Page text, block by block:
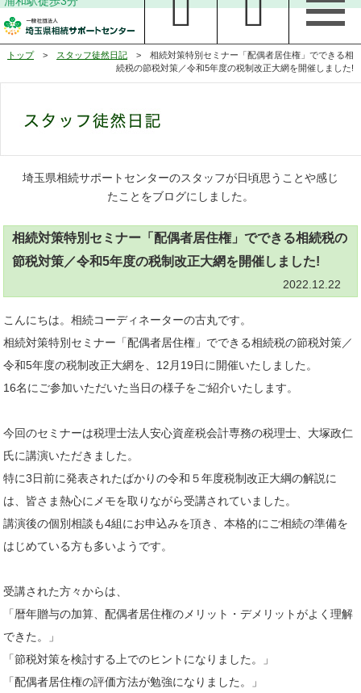
トップ> スタッフ徒然日記 > 相続対策特別セミナー「配偶者居住権」でできる相
続税の節税対策／令和5年度の税制改正大網を開催しました!
埼玉県相続サポートセンターのスタッフが日頃思うことや感じ
たことをブログにしました。
相続対策特別セミナー「配偶者居住権」でできる相続税の
節税対策／令和5年度の税制改正大網を開催しました!
2022.12.22
こんにちは。相続コーディネーターの古丸です。
相続対策特別セミナー「配偶者居住権」でできる相続税の節税対策／
令和5年度の税制改正大網を、12月19日に開催いたしました。
16名にご参加いただいた当日の様子をご紹介いたします。
今回のセミナーは税理士法人安心資産税会計専務の税理士、大塚政仁
氏に講演いただきました。
特に3日前に発表されたばかりの令和５年度税制改正大綱の解説に
は、皆さま熱心にメモを取りながら受講されていました。
講演後の個別相談も4組にお申込みを頂き、本格的にご相続の準備を
はじめている方も多いようです。
受講された方々からは、
「暦年贈与の加算、配偶者居住権のメリット・デメリットがよく理解
できた。」
「節税対策を検討する上でのヒントになりました。」
「配偶者居住権の評価方法が勉強になりました。」